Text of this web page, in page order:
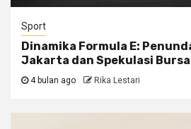
Sport
Dinamika Formula E:
Jakarta dan Spekulasi
4 bulan ago Rika Lestari